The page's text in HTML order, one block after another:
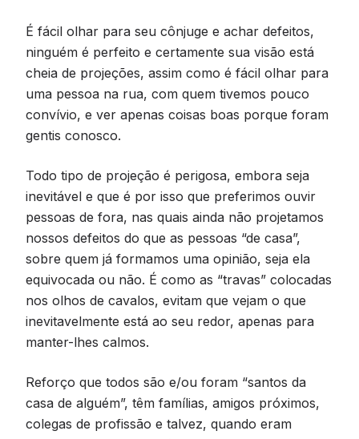
É fácil olhar para seu cônjuge e achar defeitos,
ninguém é perfeito e certamente sua visão está
cheia de projeções, assim como é fácil olhar para
uma pessoa na rua, com quem tivemos pouco
convívio, e ver apenas coisas boas porque foram
gentis conosco.
Todo tipo de projeção é perigosa, embora seja
inevitável e que é por isso que preferimos ouvir
pessoas de fora, nas quais ainda não projetamos
nossos defeitos do que as pessoas “de casa”,
sobre quem já formamos uma opinião, seja ela
equivocada ou não. É como as “travas” colocadas
nos olhos de cavalos, evitam que vejam o que
inevitavelmente está ao seu redor, apenas para
manter-lhes calmos.
Reforço que todos são e/ou foram “santos da
casa de alguém”, têm famílias, amigos próximos,
colegas de profissão e talvez, quando eram